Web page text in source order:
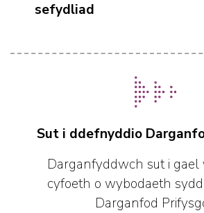
sefydliad
Sut i ddefnyddio
Darganfyddwch sut i gael
cyfoeth o wybodaeth
Darganfod